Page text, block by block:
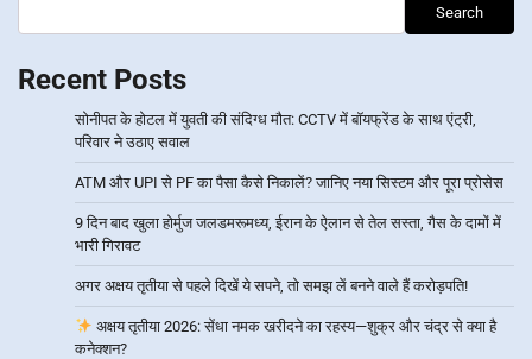
Search
Recent Posts
सोनीपत के होटल में युवती की संदिग्ध मौत: CCTV में बॉयफ्रेंड के साथ एंट्री,
परिवार ने उठाए सवाल
ATM और UPI से PF का पैसा कैसे निकालें? जानिए नया सिस्टम और पूरा प्रोसेस
9 दिन बाद खुला होर्मुज जलडमरूमध्य, ईरान के ऐलान से तेल सस्ता, गैस के दामों में
भारी गिरावट
अगर अक्षय तृतीया से पहले दिखें ये सपने, तो समझ लें बनने वाले हैं करोड़पति!
अक्षय तृतीया 2026: सेंधा नमक खरीदने का रहस्य—शुक्र और चंद्र से क्या है
कनेक्शन?